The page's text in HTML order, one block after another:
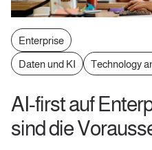
Enterprise
Daten und KI
Technology
AI-first auf
sind die